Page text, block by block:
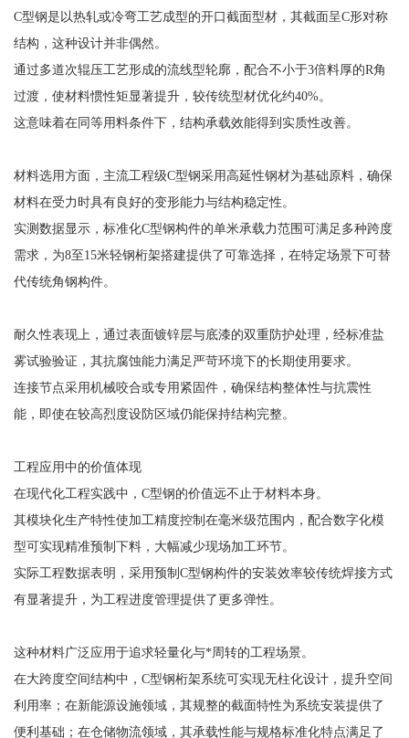
C型钢是以热轧或冷弯工艺成型的开口截面型材，其截面呈C形对称
结构，这种设计并非偶然。
通过多道次辊压工艺形成的流线型轮廓，配合不小于3倍料厚的R角
过渡，使材料惯性矩显著提升，较传统型材优化约40%。
这意味着在同等用料条件下，结构承载效能得到实质性改善。
材料选用方面，主流工程级C型钢采用高延性钢材为基础原料，确保
材料在受力时具有良好的变形能力与结构稳定性。
实测数据显示，标准化C型钢构件的单米承载力范围可满足多种跨度
需求，为8至15米轻钢桁架搭建提供了可靠选择，在特定场景下可替
代传统角钢构件。
耐久性表现上，通过表面镀锌层与底漆的双重防护处理，经标准盐
雾试验验证，其抗腐蚀能力满足严苛环境下的长期使用要求。
连接节点采用机械咬合或专用紧固件，确保结构整体性与抗震性
能，即使在较高烈度设防区域仍能保持结构完整。
工程应用中的价值体现
在现代化工程实践中，C型钢的价值远不止于材料本身。
其模块化生产特性使加工精度控制在毫米级范围内，配合数字化模
型可实现精准预制下料，大幅减少现场加工环节。
实际工程数据表明，采用预制C型钢构件的安装效率较传统焊接方式
有显著提升，为工程进度管理提供了更多弹性。
这种材料广泛应用于追求轻量化与*周转的工程场景。
在大跨度空间结构中，C型钢桁架系统可实现无柱化设计，提升空间
利用率；在新能源设施领域，其规整的截面特性为系统安装提供了
便利基础；在仓储物流领域，其承载性能与规格标准化特点满足了